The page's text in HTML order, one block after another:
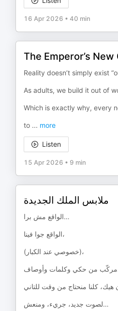
16 Apr 2026 • 40 min
The Emperor’s New
Reality doesn’t simply exist
As adults, we build it out of
Which is exactly why, every
to ... more
Listen
15 Apr 2026 • 9 min
ملابس الملك الجديدة
الواقع مش برا…
الواقع جوا فينا،
(خصوصي عند الكبار)،
كلنا منحتاج من وقت للتاني
لصوت جديد، جريء، ومنعش…